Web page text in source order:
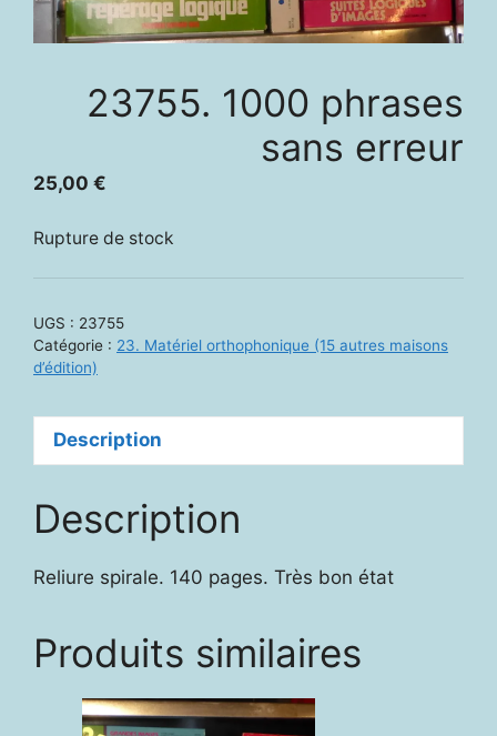
23755. 1000 phrases
sans erreur
25,00 €
Rupture de stock
UGS : 23755
Catégorie : 23. Matériel orthophonique (15 autres maisons
d’édition)
Description
Description
Reliure spirale. 140 pages. Très bon état
Produits similaires